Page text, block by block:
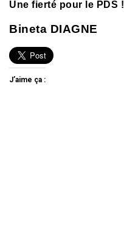
Une fierté pour le PDS !
Bineta DIAGNE
J’aime ça :